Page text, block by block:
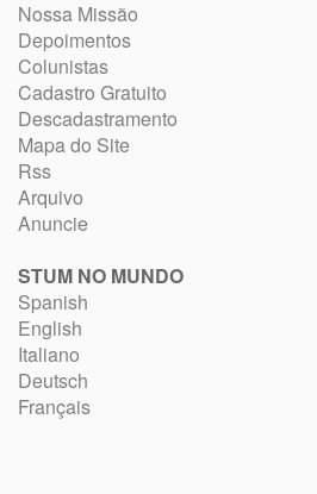
Nossa Missão
Depoimentos
Colunistas
Cadastro Gratuito
Descadastramento
Mapa do Site
Rss
Arquivo
Anuncie
STUM NO MUNDO
Spanish
English
Italiano
Deutsch
Français